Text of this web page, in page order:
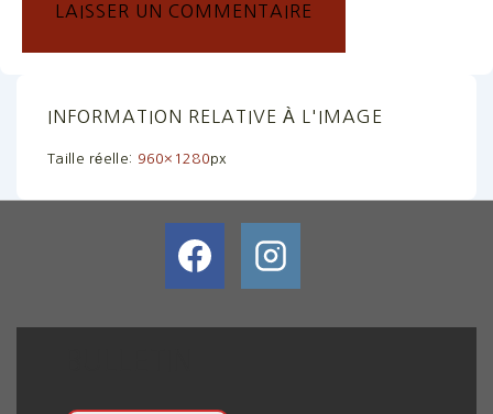
INFORMATION RELATIVE À L'IMAGE
Taille réelle: 960×1280px